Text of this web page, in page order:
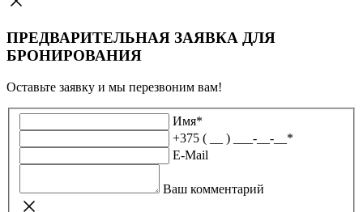
ПРЕДВАРИТЕЛЬНАЯ ЗАЯВКА ДЛЯ
БРОНИРОВАНИЯ
Оставьте заявку и мы перезвоним вам!
Имя*
+375 ( __ ) ___-__-__ *
E-Mail
Ваш комментарий